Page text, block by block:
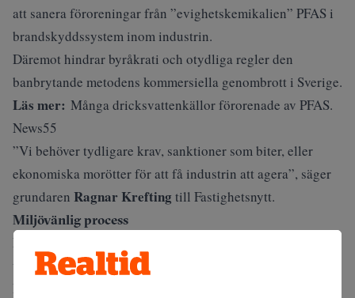
att sanera föroreningar från ”evighetskemikalien” PFAS i
brandskyddssystem inom industrin.
Däremot hindrar byråkrati och otydliga regler den
banbrytande metodens kommersiella genombrott i Sverige.
Läs mer: Många dricksvattenkällor förorenade av PFAS.
News55
”Vi behöver tydligare krav, sanktioner som biter, eller
ekonomiska morötter för att få industrin att agera”, säger
grundaren Ragnar Krefting till Fastighetsnytt.
Miljövänlig process
Lifeclean använder stabiliserad klordioxid, ursprungligen
utvecklad för att bekämpa sjukhussjukan, för att reducera
PFAS genom att eliminera biofilm.